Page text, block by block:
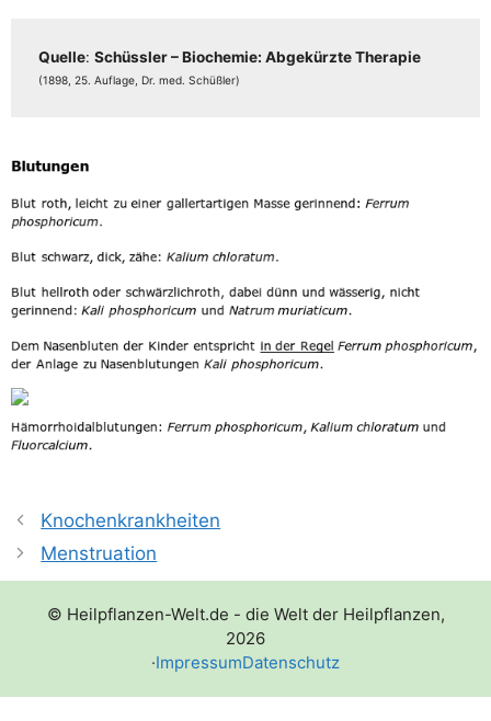
Quel­le: Schüss­ler – Bio­che­mie: Abge­kürz­te The­ra­pie
(1898, 25. Auf­la­ge, Dr. med. Schüßler)
Knochenkrankheiten
Menstruation
© Heilpflanzen-Welt.de - die Welt der Heilpflanzen,
2026
·ImpressumDatenschutz